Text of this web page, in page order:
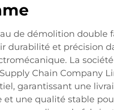
de démolition double
durabilité et précision
La
Chain Company
garantissant une
et une qualité stable